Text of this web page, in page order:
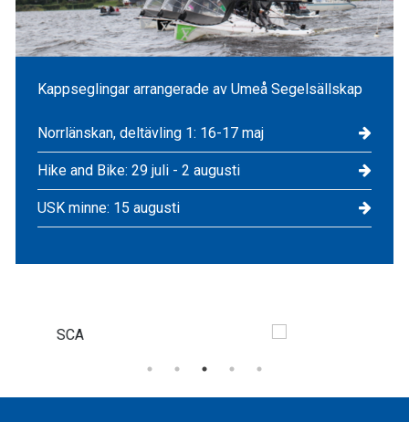
Kappseglingar arrangerade av Umeå Segelsällskap
Norrlänskan, deltävling 1: 16-17 maj
Hike and Bike: 29 juli - 2 augusti
USK minne: 15 augusti